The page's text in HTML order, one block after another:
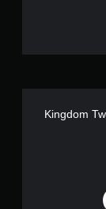
Kingdom